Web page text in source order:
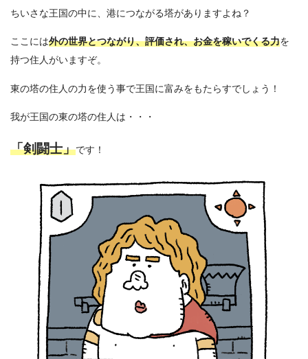
ちいさな王国の中に、港につながる塔がありますよね？
ここには外の世界とつながり、評価され、お金を稼いでくる力を
持つ住人がいますぞ。
東の塔の住人の力を使う事で王国に富みをもたらすでしょう！
我が王国の東の塔の住人は・・・
「剣闘士」です！